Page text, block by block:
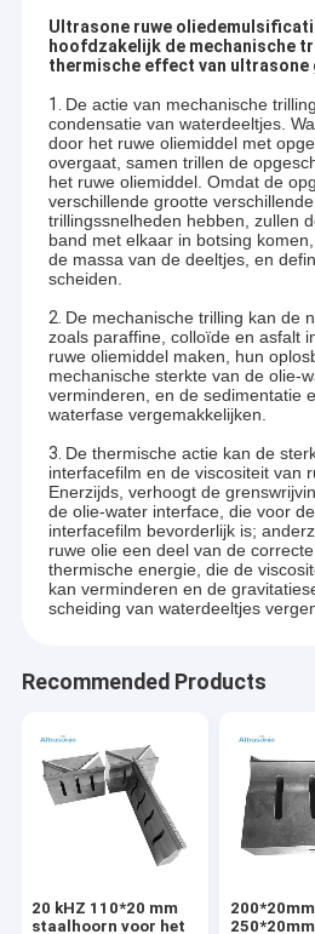
Ultrasone ruwe
hoofdzakelijk de mechanische
thermische effect van ultrasone
1. De actie van mechanische
condensatie van waterdeeltjes.
door het ruwe oliemiddel met
overgaat, samen trillen de
het ruwe oliemiddel. Omdat de
verschillende grootte
trillingssnelheden hebben, zullen
band met elkaar in botsing
de massa van de deeltjes, en
scheiden.
2. De mechanische trilling kan de
zoals paraffine, colloïde en asfalt
ruwe oliemiddel maken, hun
mechanische sterkte van de olie-
verminderen, en de sedimentatie
waterfase vergemakkelijken.
3. De thermische actie kan de
interfacefilm en de viscositeit van
Enerzijds, verhoogt de
de olie-water interface, die voor
interfacefilm bevorderlijk is;
ruwe olie een deel van de
thermische energie, die de
kan verminderen en de
scheiding van waterdeeltjes
Recommended Products
20 kHZ 110*20 mm
staalhoorn voor het
200*20mm